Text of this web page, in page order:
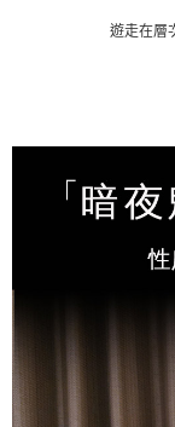
遊走在層